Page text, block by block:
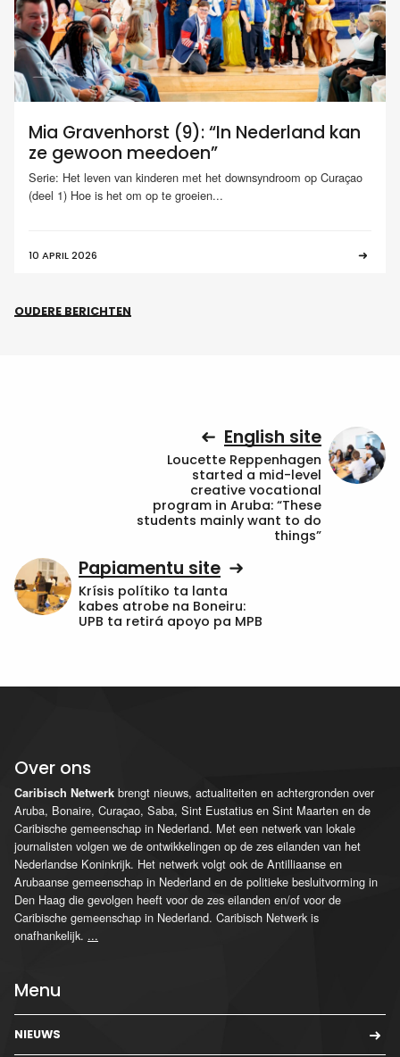
Mia Gravenhorst (9): “In Nederland kan
ze gewoon meedoen”
Serie: Het leven van kinderen met het downsyndroom op Curaçao
(deel 1) Hoe is het om op te groeien...
10 APRIL 2026
OUDERE BERICHTEN
English site
Loucette Reppenhagen
started a mid-level
creative vocational
program in Aruba: “These
students mainly want to do
things”
Papiamentu site
Krísis polítiko ta lanta
kabes atrobe na Boneiru:
UPB ta retirá apoyo pa MPB
Over ons
Caribisch Netwerk brengt nieuws, actualiteiten en achtergronden over
Aruba, Bonaire, Curaçao, Saba, Sint Eustatius en Sint Maarten en de
Caribische gemeenschap in Nederland. Met een netwerk van lokale
journalisten volgen we de ontwikkelingen op de zes eilanden van het
Nederlandse Koninkrijk. Het netwerk volgt ook de Antilliaanse en
Arubaanse gemeenschap in Nederland en de politieke besluitvorming in
Den Haag die gevolgen heeft voor de zes eilanden en/of voor de
Caribische gemeenschap in Nederland. Caribisch Netwerk is
onafhankelijk. ...
Menu
NIEUWS